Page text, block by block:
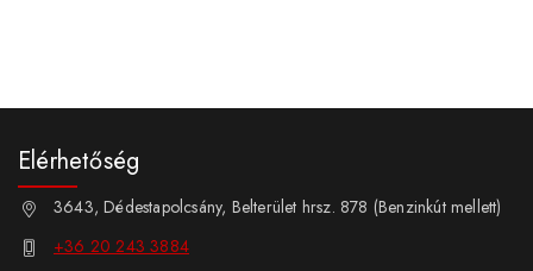
Elérhetőség
3643, Dédestapolcsány, Belterület hrsz. 878 (Benzinkút mellett)
+36 20 243 3884